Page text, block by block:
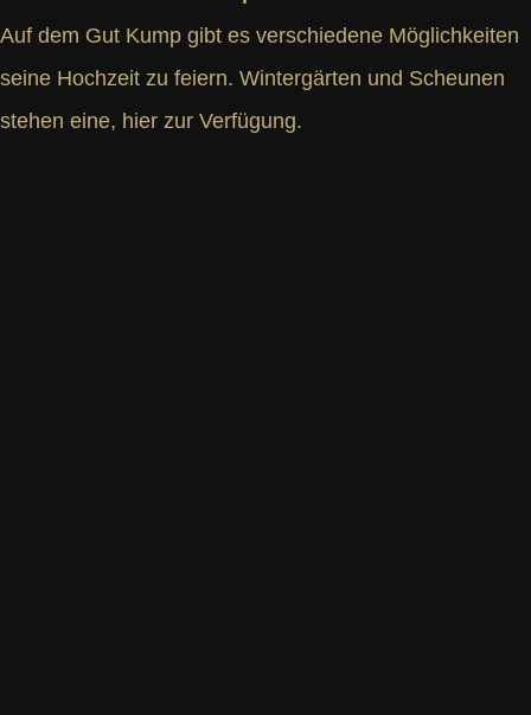
Auf dem Gut Kump gibt es verschiedene Möglichkeiten
seine Hochzeit zu feiern. Wintergärten und Scheunen
stehen eine, hier zur Verfügung.